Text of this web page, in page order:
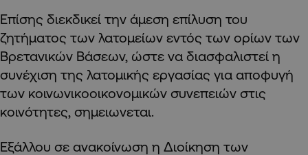
Επίσης διεκδικεί την άμεση επίλυση του
ζητήματος των λατομείων εντός των ορίων των
Βρετανικών Βάσεων, ώστε να διασφαλιστεί η
συνέχιση της λατομικής εργασίας για αποφυγή
των κοινωνικοοικονομικών συνεπειών στις
κοινότητες, σημειωνεται.
Εξάλλου σε ανακοίνωση η Διοίκηση των